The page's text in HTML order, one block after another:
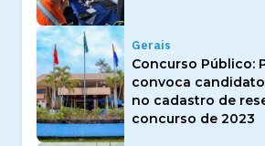
Gerais
Concurso Público:
convoca
no cadastro de
concurso de 2023